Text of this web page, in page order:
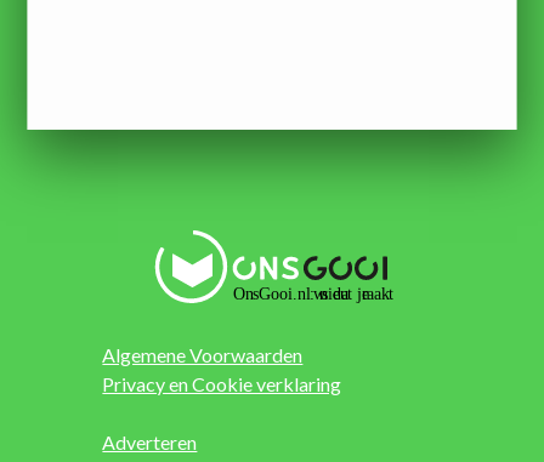
Algemene Voorwaarden
Privacy en Cookie verklaring
Adverteren